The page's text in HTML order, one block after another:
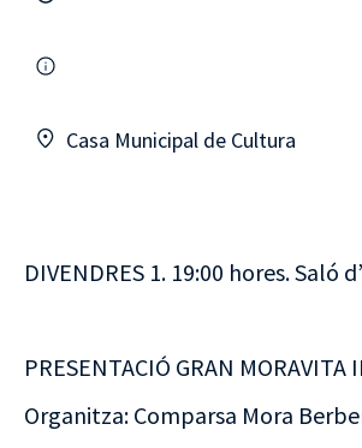
Casa Municipal de Cultura
DIVENDRES 1. 19:00 hores. Saló
PRESENTACIÓ GRAN MORAVITA
Organitza: Comparsa Mora